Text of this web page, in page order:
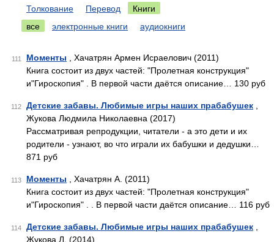
Толкование Перевод
Книги
все
электронные книги аудиокниги
111 Моменты , Хачатрян Армен Исраелович (2011)
Книга состоит из двух частей: "Пролетная конструкция"
и"Гироскопия" . В первой части даётся описание… 130 руб
112 Детские забавы. Любимые игры наших прабабушек
Жукова Людмила Николаевна (2017)
Рассматривая репродукции, читатели - а это дети и их
родители - узнают, во что играли их бабушки и дедушки…
871 руб
113 Моменты , Хачатрян А. (2011)
Книга состоит из двух частей: "Пролетная конструкция"
и"Гироскопия" . . В первой части даётся описание… 116 руб
114 Детские забавы. Любимые игры наших прабабушек
Жукова Л. (2014)